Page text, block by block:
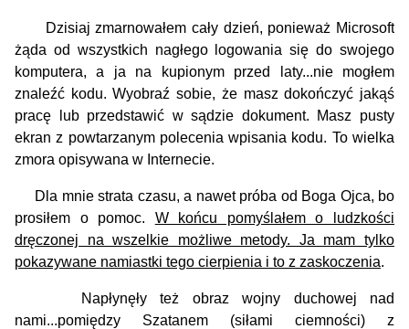
Dzisiaj zmarnowałem cały dzień, ponieważ Microsoft
żąda od wszystkich nagłego logowania się do swojego
komputera, a ja na kupionym przed laty...nie mogłem
znaleźć kodu. Wyobraź sobie, że masz dokończyć jakąś
pracę lub przedstawić w sądzie dokument. Masz pusty
ekran z powtarzanym polecenia wpisania kodu. To wielka
zmora opisywana w Internecie.
Dla mnie strata czasu, a nawet próba od Boga Ojca, bo
prosiłem o pomoc. W końcu pomyślałem o ludzkości
dręczonej na wszelkie możliwe metody. Ja mam tylko
pokazywane namiastki tego cierpienia i to z zaskoczenia.
Napłynęły też obraz wojny duchowej nad
nami...pomiędzy Szatanem (siłami ciemności) z